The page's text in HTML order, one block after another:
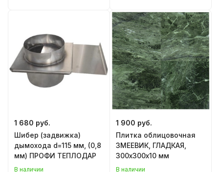
1 680 руб.
Шибер (задвижка)
дымохода d=115 мм, (0,8
мм) ПРОФИ ТЕПЛОДАР
В наличии
1 900 руб.
Плитка облицовочная
ЗМЕЕВИК, ГЛАДКАЯ,
300х300х10 мм
В наличии